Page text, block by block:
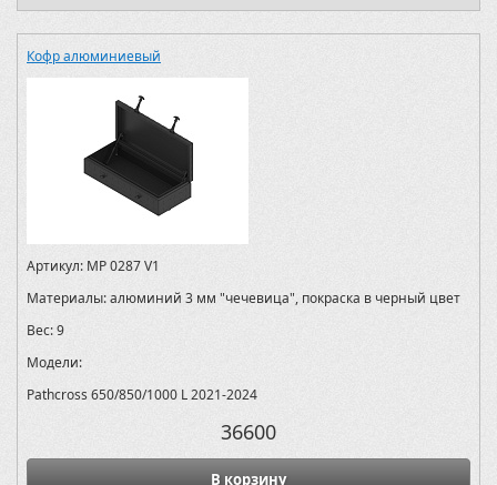
Кофр алюминиевый
Артикул: MP 0287 V1
Материалы:алюминий 3 мм "чечевица", покраска в черный цвет
Вес:9
Модели:
Pathcross 650/850/1000 L 2021-2024
36600
В корзину